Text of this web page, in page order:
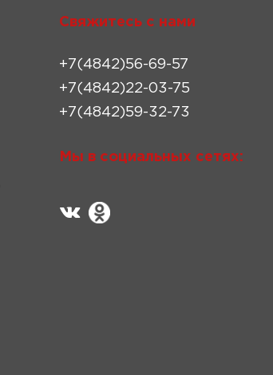
Свяжитесь с нами
+7(4842)56-69-57
+7(4842)22-03-75
+7(4842)59-32-73
Мы в социальных сетях: